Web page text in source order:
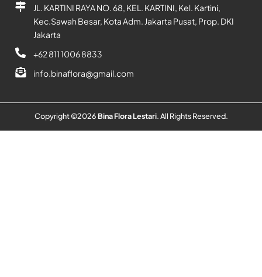
JL. KARTINI RAYA NO. 68, KEL. KARTINI, Kel. Kartini,
Kec.Sawah Besar, Kota Adm. Jakarta Pusat, Prop. DKI
Jakarta
+62 811 1006 8833
info.binaflora@gmail.com
Copyright ©2026 Bina Flora Lestari. All Rights Reserved.